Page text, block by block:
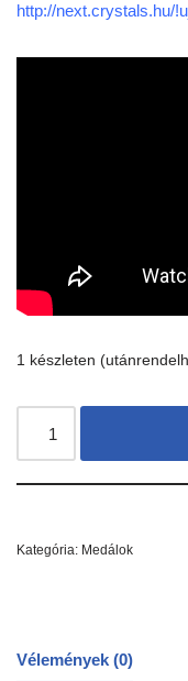
http://next.crystals.hu/
1 készleten
Kategória: Medálok
Vélemények (0)